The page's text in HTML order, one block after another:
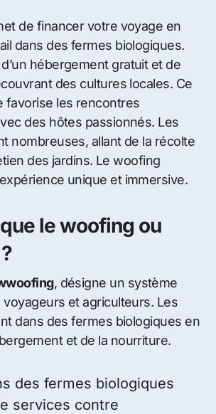
de financer votre voyage en
dans des fermes biologiques.
hébergement gratuit et de
des cultures locales. Ce
favorise les rencontres
des hôtes passionnés. Les
nombreuses, allant de la récolte
des jardins. Le woofing
unique et immersive.
le woofing ou
, désigne un système
voyageurs et agriculteurs. Les
dans des fermes biologiques en
et de la nourriture.
des fermes biologiques
services contre